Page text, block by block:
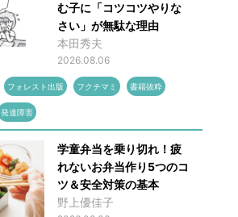
む子に「コツコツやりな
さい」が無駄な理由
本田秀夫
2026.08.06
フォレスト出版 フクチマミ 書籍抜粋
発達障害
学童弁当を乗り切れ！疲
れないお弁当作り5つのコ
ツ＆安全対策の基本
野上優佳子